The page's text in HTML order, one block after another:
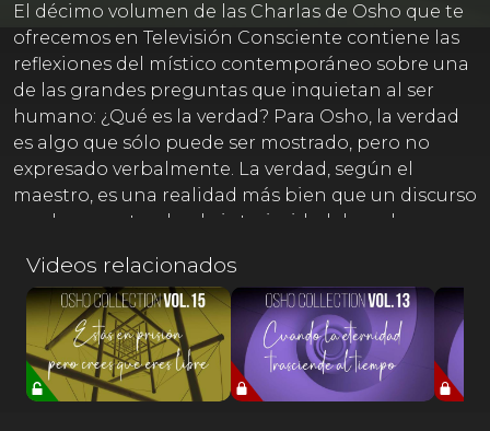
El décimo volumen de las Charlas de Osho que te
ofrecemos en Televisión Consciente contiene las
reflexiones del místico contemporáneo sobre una
de las grandes preguntas que inquietan al ser
humano: ¿Qué es la verdad? Para Osho, la verdad
es algo que sólo puede ser mostrado, pero no
expresado verbalmente. La verdad, según el
maestro, es una realidad más bien que un discurso
y su lugar natural es la interioridad de cada ser
seas capaz de preguntarte a ti mismo, de iniciar tu
propio camino de búsqueda.
Videos relacionados